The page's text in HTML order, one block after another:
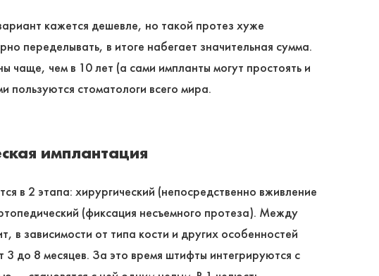
кажется дешевле, но такой протез хуже
переделывать, в итоге набегает значительная сумма.
чем в 10 лет (а сами импланты могут простоять и
стоматологи всего мира.
имплантация
в 2 этапа: хирургический (непосредственно вживление
(фиксация несъемного протеза). Между
в зависимости от типа кости и других особенностей
3 до 8 месяцев. За это время штифты интегрируются с